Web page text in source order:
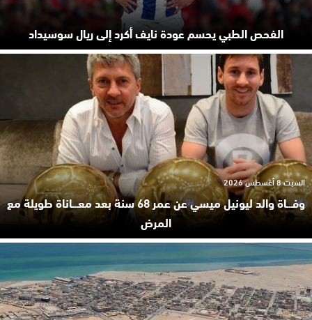
الفحص الطبي يحسم عودة نايف أكرد إلى ريال سوسيداد
وفـ.ـاة والد ليونيل ميسي عن عمر 68 سنة بعد معـ.ـاناة طويلة مع
المرض
السبت 8 أغسطس 2026